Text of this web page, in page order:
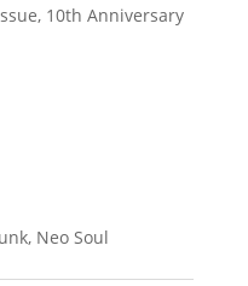
10th Anniversary
Neo Soul